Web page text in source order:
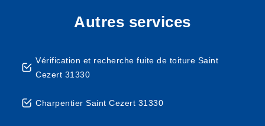
Autres services
Vérification et recherche fuite de toiture Saint
Cezert 31330
Charpentier Saint Cezert 31330